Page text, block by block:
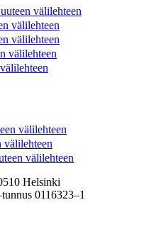
välilehteen
välilehteen
välilehteen
välilehteen
välilehteen
välilehteen
välilehteen
Helsinki
0116323–1